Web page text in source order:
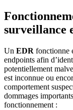
surveillance
Un EDR fonctionne
endpoints afin
potentiellement
est inconnue ou
comportement
dommages
fonctionnement :